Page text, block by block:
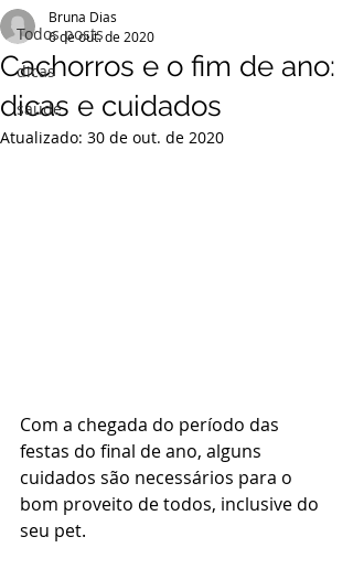
Todos posts
dicas
saúde
Cachorros e o fim de ano:
dicas e cuidados
Bruna Dias
6 de out. de 2020
Atualizado: 30 de out. de 2020
Com a chegada do período das
festas do final de ano, alguns
cuidados são necessários para o
bom proveito de todos, inclusive do
seu pet.